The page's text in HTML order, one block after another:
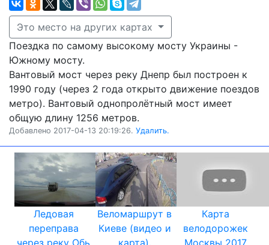
Это место на других картах
Поездка по самому высокому мосту Украины -
Южному мосту.
Вантовый мост через реку Днепр был построен к
1990 году (через 2 года открыто движение поездов
метро). Вантовый однопролётный мост имеет
общую длину 1256 метров.
Добавлено 2017-04-13 20:19:26. Удалить.
Ледовая
переправа
через реку Обь
Веломаршрут в
Киеве (видео и
карта).
Карта
велодорожек
Москвы 2017